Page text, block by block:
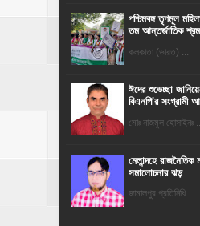
পশ্চিমবঙ্গ তৃণমূল
তম আন্তর্জাতিক
কলকাতা (ভারত) ...
ঈদের শুভেচ্ছা
বিএনপি'র সংগ্রামী
মোঃ নাজমুল হোসাইনঃ
মেলান্দহে
সমালোচনার ঝড়
জামালপুর প্রতিনিধি ...